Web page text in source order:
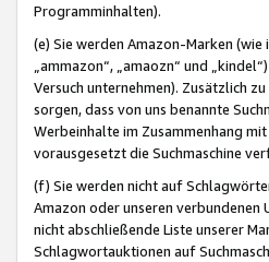
Programminhalten).
(e) Sie werden Amazon-Marken (wie
„ammazon“, „amaozn“ und
Versuch unternehmen). Zusätzlich
sorgen, dass von uns benannte
Werbeinhalte im Zusammenhang
vorausgesetzt die Suchmaschine
(f) Sie werden nicht auf
Amazon oder unseren
nicht abschließende Liste unserer
Schlagwortauktionen auf